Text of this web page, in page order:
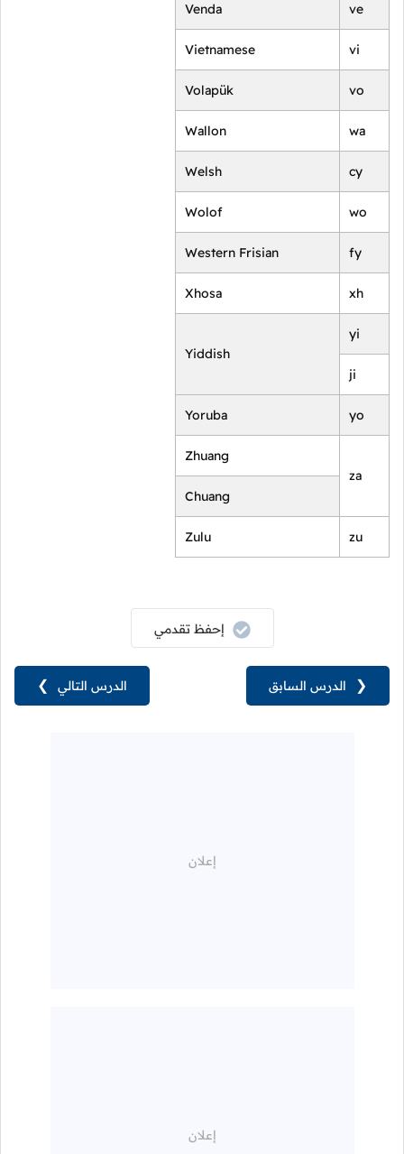
Venda ve
Vietnamese vi
Volapük vo
Wallon wa
Welsh cy
Wolof wo
Western Frisian fy
Xhosa xh
Yiddish
yi
ji
Yoruba yo
Zhuang
za
Chuang
Zulu zu
الدرس التالي ❯
إحفظ تقدمي
❮ الدرس السابق